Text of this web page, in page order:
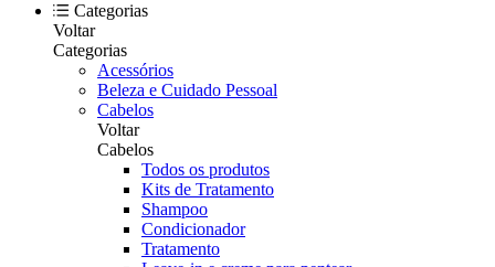
Categorias
Voltar
Categorias
Acessórios
Beleza e Cuidado Pessoal
Cabelos
Voltar
Cabelos
Todos os produtos
Kits de Tratamento
Shampoo
Condicionador
Tratamento